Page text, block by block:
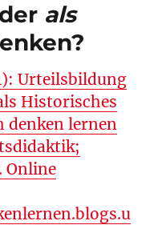
als
Urteilsbildung
Historisches
denken lernen
Online